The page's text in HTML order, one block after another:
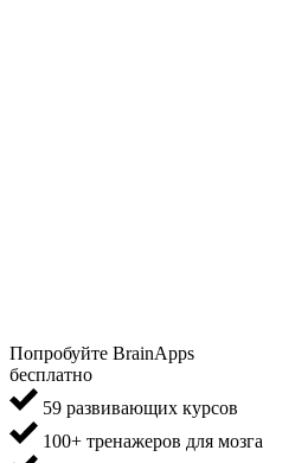
Попробуйте BrainApps
бесплатно
59 развивающих курсов
100+ тренажеров для мозга